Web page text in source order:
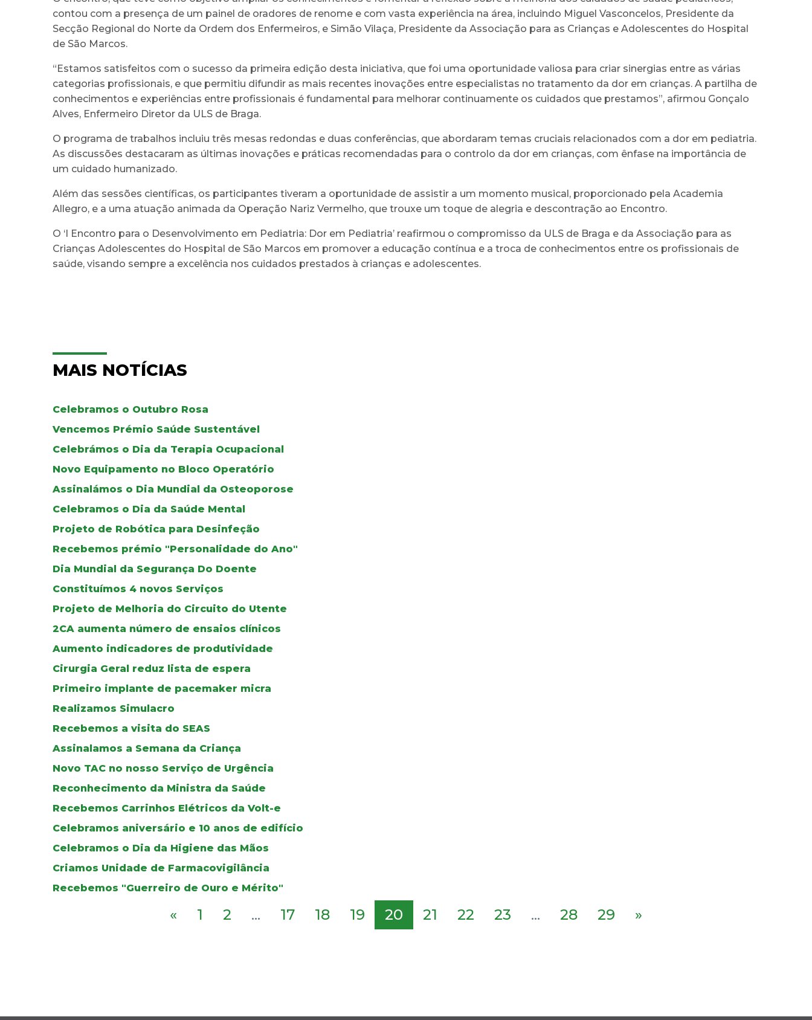
contou com a presença de um painel de oradores de renome e com vasta experiência na área, incluindo Miguel Vasconcelos, Presidente da
Secção Regional do Norte da Ordem dos Enfermeiros, e Simão Vilaça, Presidente da Associação para as Crianças e Adolescentes do Hospital
de São Marcos.
“Estamos satisfeitos com o sucesso da primeira edição desta iniciativa, que foi uma oportunidade valiosa para criar sinergias entre as várias
categorias profissionais, e que permitiu difundir as mais recentes inovações entre especialistas no tratamento da dor em crianças. A partilha de
conhecimentos e experiências entre profissionais é fundamental para melhorar continuamente os cuidados que prestamos”, afirmou Gonçalo
Alves, Enfermeiro Diretor da ULS de Braga.
O programa de trabalhos incluiu três mesas redondas e duas conferências, que abordaram temas cruciais relacionados com a dor em pediatria.
As discussões destacaram as últimas inovações e práticas recomendadas para o controlo da dor em crianças, com ênfase na importância de
um cuidado humanizado.
Além das sessões científicas, os participantes tiveram a oportunidade de assistir a um momento musical, proporcionado pela Academia
Allegro, e a uma atuação animada da Operação Nariz Vermelho, que trouxe um toque de alegria e descontração ao Encontro.
O ‘I Encontro para o Desenvolvimento em Pediatria: Dor em Pediatria’ reafirmou o compromisso da ULS de Braga e da Associação para as
Crianças Adolescentes do Hospital de São Marcos em promover a educação contínua e a troca de conhecimentos entre os profissionais de
saúde, visando sempre a excelência nos cuidados prestados à crianças e adolescentes.
MAIS NOTÍCIAS
Celebramos o Outubro Rosa
Vencemos Prémio Saúde Sustentável
Celebrámos o Dia da Terapia Ocupacional
Novo Equipamento no Bloco Operatório
Assinalámos o Dia Mundial da Osteoporose
Celebramos o Dia da Saúde Mental
Projeto de Robótica para Desinfeção
Recebemos prémio "Personalidade do Ano"
Dia Mundial da Segurança Do Doente
Constituímos 4 novos Serviços
Projeto de Melhoria do Circuito do Utente
2CA aumenta número de ensaios clínicos
Aumento indicadores de produtividade
Cirurgia Geral reduz lista de espera
Primeiro implante de pacemaker micra
Realizamos Simulacro
Recebemos a visita do SEAS
Assinalamos a Semana da Criança
Novo TAC no nosso Serviço de Urgência
Reconhecimento da Ministra da Saúde
Recebemos Carrinhos Elétricos da Volt-e
Celebramos aniversário e 10 anos de edifício
Celebramos o Dia da Higiene das Mãos
Criamos Unidade de Farmacovigilância
Recebemos "Guerreiro de Ouro e Mérito"
« 1 2 ... 17 18 19 20 21 22 23 ... 28 29 »